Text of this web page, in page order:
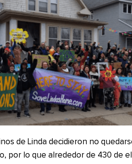
de Linda decidieron no
por lo que alrededor de 430 de